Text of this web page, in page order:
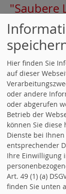
"Saubere
neues
SPD
Hier finden Sie
auf dieser
oder andere
oder abgerufen
Betrieb der
können Sie diese
Dienste bei
entsprechender
Ihre Einwilligung
Art. 49 (1) (a)
finden Sie unten